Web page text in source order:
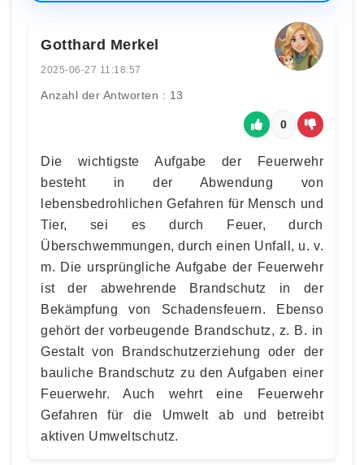
Gotthard Merkel
2025-06-27 11:18:57
Anzahl der Antworten : 13
0
Die wichtigste Aufgabe der Feuerwehr
besteht in der Abwendung von
lebensbedrohlichen Gefahren für Mensch und
Tier, sei es durch Feuer, durch
Überschwemmungen, durch einen Unfall, u. v.
m. Die ursprüngliche Aufgabe der Feuerwehr
ist der abwehrende Brandschutz in der
Bekämpfung von Schadensfeuern. Ebenso
gehört der vorbeugende Brandschutz, z. B. in
Gestalt von Brandschutzerziehung oder der
bauliche Brandschutz zu den Aufgaben einer
Feuerwehr. Auch wehrt eine Feuerwehr
Gefahren für die Umwelt ab und betreibt
aktiven Umweltschutz.